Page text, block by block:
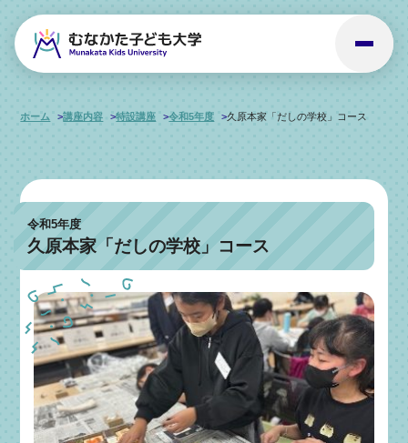
ホーム 講座内容 特設講座 令和5年度 久原本家「だしの学校」コース
令和5年度
久原本家「だしの学校」コース